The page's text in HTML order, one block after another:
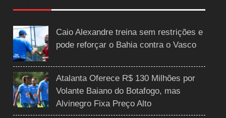
Caio Alexandre treina sem restrições e
pode reforçar o Bahia contra o Vasco
Atalanta Oferece R$ 130 Milhões por
Volante Baiano do Botafogo, mas
Alvinegro Fixa Preço Alto